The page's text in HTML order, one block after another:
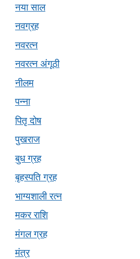
नया साल
नवग्रह
नवरत्न
नवरत्न अंगूठी
नीलम
पन्ना
पितृ दोष
पुखराज
बुध ग्रह
बृहस्पति ग्रह
भाग्यशाली रत्न
मकर राशि
मंगल ग्रह
मंत्र